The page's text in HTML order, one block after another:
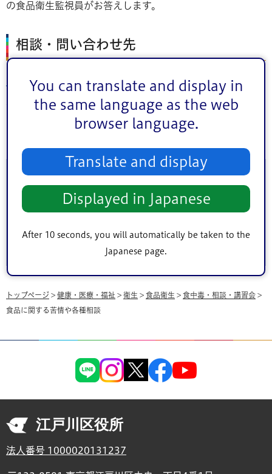
You can translate and display in
the same language as the web
browser language.
Translate and display
Displayed in Japanese
After 10 seconds, you will automatically be taken to the
Japanese page.
の食品衛生監視員がお答えします。
相談・問い合わせ先
江戸川保健所生活衛生課
食品衛生第一係・第二係
電話番号：03-3658-3177（代表電話）
このページに関するお問い合わせ
このページは健康部生活衛生課が担当しています。
トップページ > 健康・医療・福祉 > 衛生 > 食品衛生 > 食中毒・相談・講習会 >
食品に関する苦情や各種相談
江戸川区役所
法人番号 1000020131237